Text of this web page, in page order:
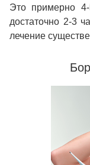
Это примерно
достаточно 2-3
лечение